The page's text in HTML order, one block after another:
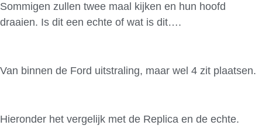
Sommigen zullen twee maal kijken en hun hoofd
draaien. Is dit een echte of wat is dit….
Van binnen de Ford uitstraling, maar wel 4 zit plaatsen.
Hieronder het vergelijk met de Replica en de echte.